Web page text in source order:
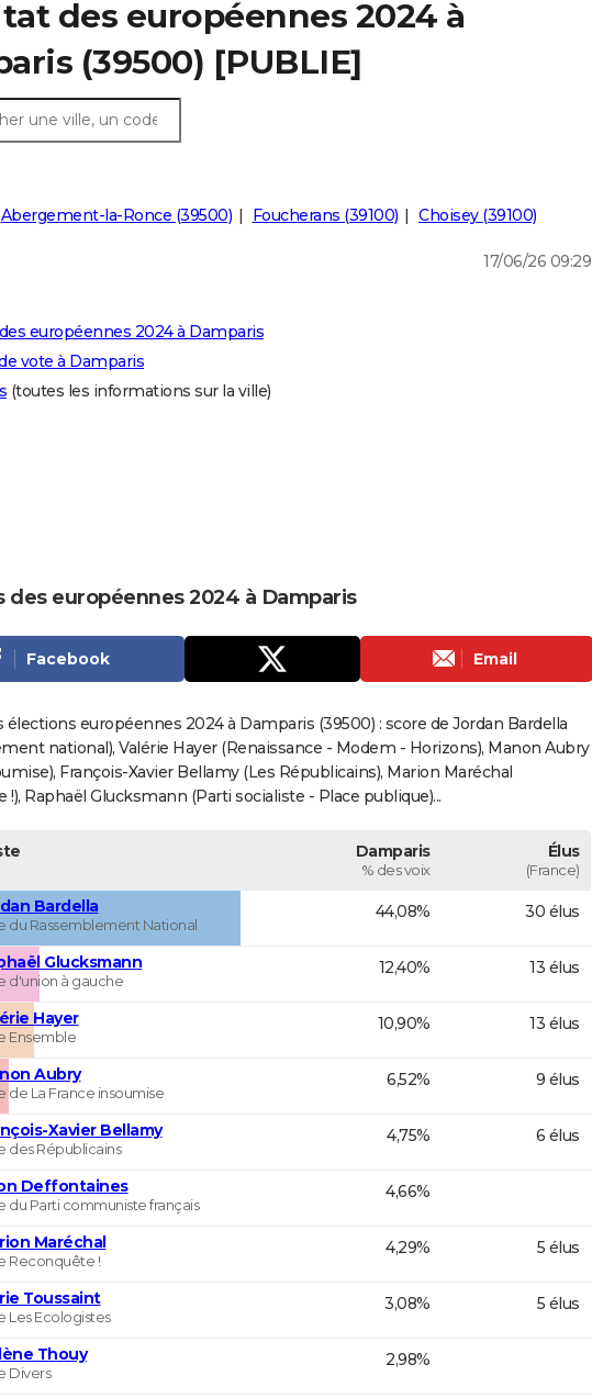
des européennes 2024 à
(39500) [PUBLIE]
Abergement-la-Ronce (39500) Foucherans (39100) Choisey (39100)
17/06/26 09:29
européennes 2024 à Damparis
vote à Damparis
(toutes les informations sur la ville)
des européennes 2024 à Damparis
Facebook Email
élections européennes 2024 à Damparis (39500) : score de Jordan Bardella
national), Valérie Hayer (Renaissance - Modem - Horizons), Manon Aubry
François-Xavier Bellamy (Les Républicains), Marion Maréchal
!), Raphaël Glucksmann (Parti socialiste - Place publique)...
Damparis
% des voix
Élus
(France)
Bardella
du Rassemblement National
44,08% 30 élus
Glucksmann
d'union à gauche
12,40% 13 élus
Hayer
Ensemble
10,90% 13 élus
Aubry
de La France insoumise
6,52% 9 élus
Xavier Bellamy
des Républicains
4,75% 6 élus
Deffontaines
du Parti communiste français
4,66%
Maréchal
Reconquête !
4,29% 5 élus
Toussaint
Les Ecologistes
3,08% 5 élus
Thouy
Divers
2,98%